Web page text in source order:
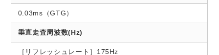
0.03ms（GTG）
垂直走査周波数(Hz)
［リフレッシュレート］175Hz